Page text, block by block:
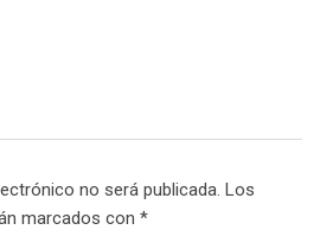
no será publicada. Los
marcados con *